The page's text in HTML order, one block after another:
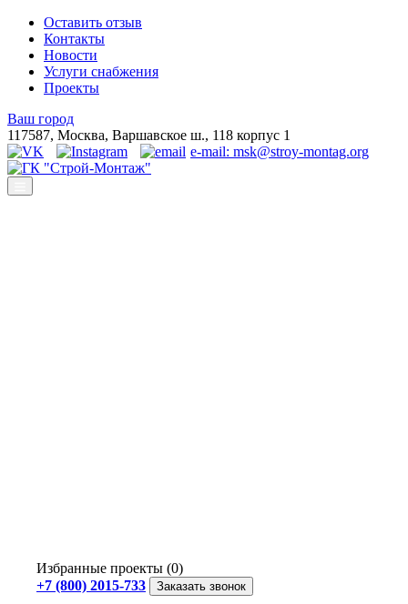
Оставить отзыв
Контакты
Новости
Услуги снабжения
Проекты
Ваш город
117587, Москва, Варшавское ш., 118 корпус 1
e-mail: msk@stroy-montag.org
ГК "Строй-Монтаж"
Строительство, ремонт и благоустройство под ключ в Москве
Избранные проекты (0)
+7 (800) 2015-733
Заказать звонок